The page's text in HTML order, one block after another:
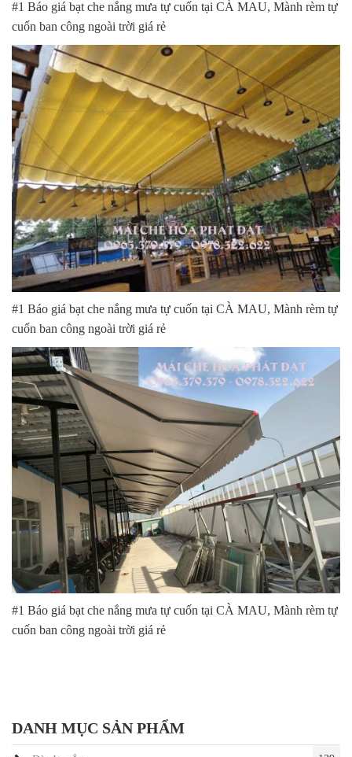
#1 Báo giá bạt che nắng mưa tự cuốn tại CÀ MAU, Mành rèm tự
cuốn ban công ngoài trời giá rẻ
#1 Báo giá bạt che nắng mưa tự cuốn tại CÀ MAU, Mành rèm tự
cuốn ban công ngoài trời giá rẻ
#1 Báo giá bạt che nắng mưa tự cuốn tại CÀ MAU, Mành rèm tự
cuốn ban công ngoài trời giá rẻ
DANH MỤC SẢN PHẨM